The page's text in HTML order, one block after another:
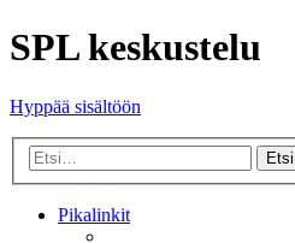
SPL keskustelu
Hyppää sisältöön
Etsi
Pikalinkit